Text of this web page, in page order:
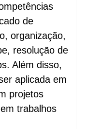
de
organização,
resolução de
Além disso,
aplicada em
projetos
trabalhos